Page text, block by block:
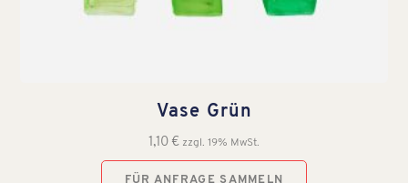
Vase Grün
1,10 € zzgl. 19% MwSt.
FÜR ANFRAGE SAMMELN